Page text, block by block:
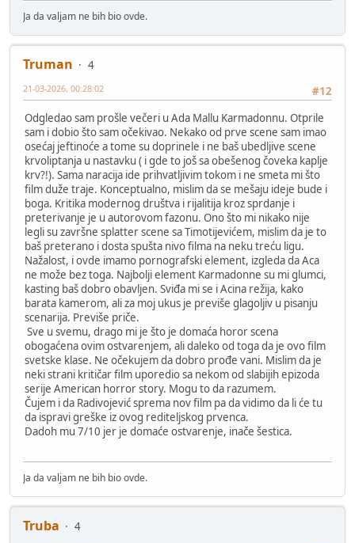
Ja da valjam ne bih bio ovde.
Truman
4
#12
21-03-2026, 00:28:02
Odgledao sam prošle večeri u Ada Mallu Karmadonnu. Otprile
sam i dobio što sam očekivao. Nekako od prve scene sam imao
osećaj jeftinoće a tome su doprinele i ne baš ubedljive scene
krvoliptanja u nastavku ( i gde to još sa obešenog čoveka kaplje
krv?!). Sama naracija ide prihvatljivim tokom i ne smeta mi što
film duže traje. Konceptualno, mislim da se mešaju ideje bude i
boga. Kritika modernog društva i rijalitija kroz sprdanje i
preterivanje je u autorovom fazonu. Ono što mi nikako nije
legli su završne splatter scene sa Timotijevićem, mislim da je to
baš preterano i dosta spušta nivo filma na neku treću ligu.
Nažalost, i ovde imamo pornografski element, izgleda da Aca
ne može bez toga. Najbolji element Karmadonne su mi glumci,
kasting baš dobro obavljen. Sviđa mi se i Acina režija, kako
barata kamerom, ali za moj ukus je previše glagoljiv u pisanju
scenarija. Previše priče.
Sve u svemu, drago mi je što je domaća horor scena
obogaćena ovim ostvarenjem, ali daleko od toga da je ovo film
svetske klase. Ne očekujem da dobro prođe vani. Mislim da je
neki strani kritičar film uporedio sa nekom od slabijih epizoda
serije American horror story. Mogu to da razumem.
Čujem i da Radivojević sprema nov film pa da vidimo da li će tu
da ispravi greške iz ovog rediteljskog prvenca.
Dadoh mu 7/10 jer je domaće ostvarenje, inače šestica.
Ja da valjam ne bih bio ovde.
Truba
4